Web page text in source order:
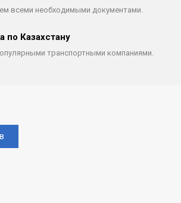
всеми необходимыми документами.
по Казахстану
транспортными компаниями.